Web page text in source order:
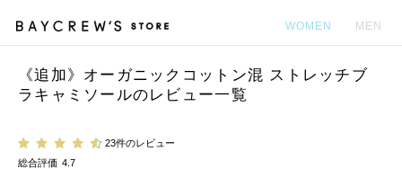
WOMEN MEN
《追加》オーガニックコットン混 ストレッチブ
ラキャミソールのレビュー一覧
23件のレビュー
総合評価 4.7